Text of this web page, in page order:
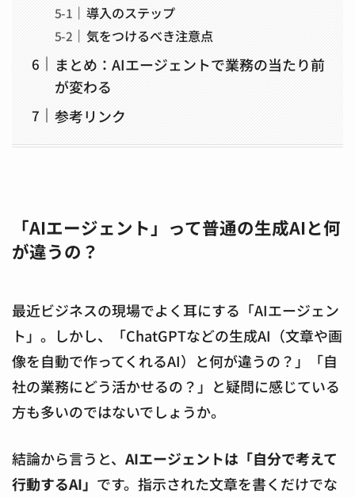
導入のステップ
気をつけるべき注意点
まとめ：AIエージェントで業務の当たり前
が変わる
参考リンク
「AIエージェント」って普通の生成AIと何
が違うの？
最近ビジネスの現場でよく耳にする「AIエージェン
ト」。しかし、「ChatGPTなどの生成AI（文章や画
像を自動で作ってくれるAI）と何が違うの？」「自
社の業務にどう活かせるの？」と疑問に感じている
方も多いのではないでしょうか。
結論から言うと、 AIエージェントは「自分で考えて
行動するAI」 です。指示された文章を書くだけでな